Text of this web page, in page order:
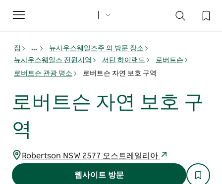
Toggle
navigation
집 ...
뉴사우스웨일즈주 의 방문 장소
뉴사우스웨일즈 전원지역
서던 하이랜드
로버트슨
로버트슨 관광 명소
로버트슨 자연 보호 구역
로버트슨 자연 보호 구
역
Robertson NSW 2577 오스트레일리아
웹사이트 방문